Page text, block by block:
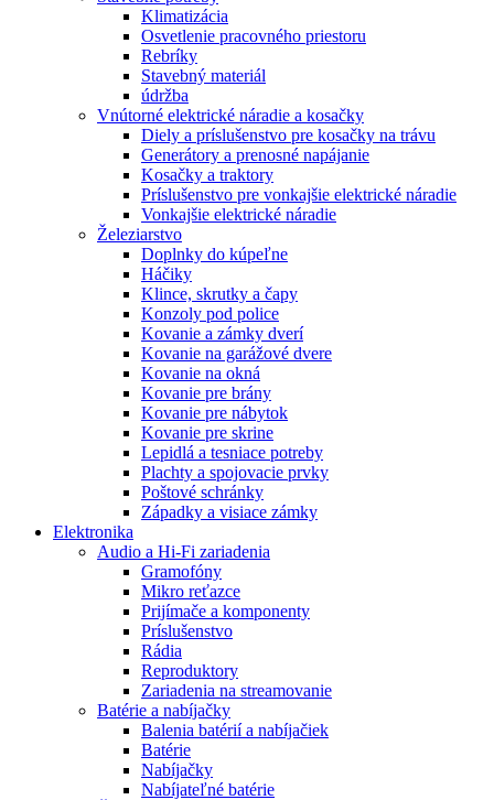
Klimatizácia
Osvetlenie pracovného priestoru
Rebríky
Stavebný materiál
údržba
Vnútorné elektrické náradie a kosačky
Diely a príslušenstvo pre kosačky na trávu
Generátory a prenosné napájanie
Kosačky a traktory
Príslušenstvo pre vonkajšie elektrické náradie
Vonkajšie elektrické náradie
Železiarstvo
Doplnky do kúpeľne
Háčiky
Klince, skrutky a čapy
Konzoly pod police
Kovanie a zámky dverí
Kovanie na garážové dvere
Kovanie na okná
Kovanie pre brány
Kovanie pre nábytok
Kovanie pre skrine
Lepidlá a tesniace potreby
Plachty a spojovacie prvky
Poštové schránky
Západky a visiace zámky
Elektronika
Audio a Hi-Fi zariadenia
Gramofóny
Mikro reťazce
Prijímače a komponenty
Príslušenstvo
Rádia
Reproduktory
Zariadenia na streamovanie
Batérie a nabíjačky
Balenia batérií a nabíjačiek
Batérie
Nabíjačky
Nabíjateľné batérie